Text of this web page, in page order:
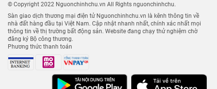
© Copyright 2022 Nguonchinhchu.vn All Rights nguonchinhchu.
Sàn giao dịch thương mại điện tử Nguonchinhchu.vn là kênh thông tin về
nhà đất hàng đầu tại Việt Nam. Cập nhật nhanh nhất, chính xác nhất mọi
thông tin về thị trường bất động sản. Website đang chạy thử nghiệm chờ
đăng ký Bộ công thương.
Phương thức thanh toán